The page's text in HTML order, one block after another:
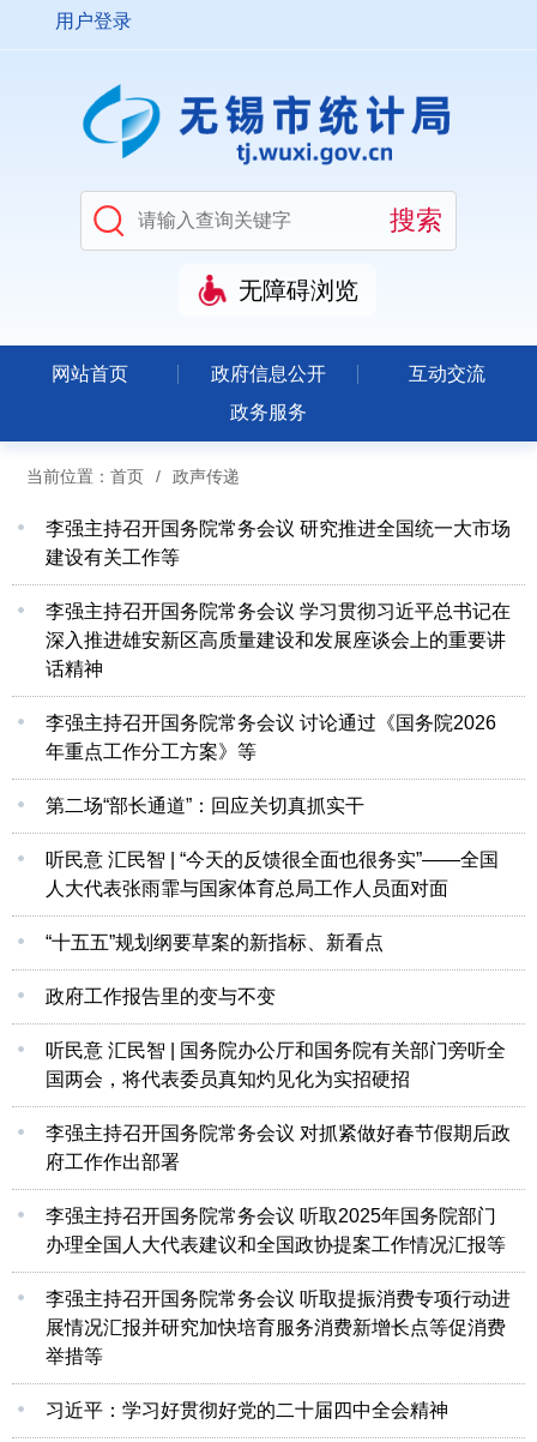
用户登录
无障碍浏览
网站首页 政府信息公开
互动交流
政务服务
当前位置： 首页 / 政声传递
李强主持召开国务院常务会议 研究推进全国统一大市场
建设有关工作等
李强主持召开国务院常务会议 学习贯彻习近平总书记在
深入推进雄安新区高质量建设和发展座谈会上的重要讲
话精神
李强主持召开国务院常务会议 讨论通过《国务院2026
年重点工作分工方案》等
第二场“部长通道”：回应关切真抓实干
听民意 汇民智 | “今天的反馈很全面也很务实”——全国
人大代表张雨霏与国家体育总局工作人员面对面
“十五五”规划纲要草案的新指标、新看点
政府工作报告里的变与不变
听民意 汇民智 | 国务院办公厅和国务院有关部门旁听全
国两会，将代表委员真知灼见化为实招硬招
李强主持召开国务院常务会议 对抓紧做好春节假期后政
府工作作出部署
李强主持召开国务院常务会议 听取2025年国务院部门
办理全国人大代表建议和全国政协提案工作情况汇报等
李强主持召开国务院常务会议 听取提振消费专项行动进
展情况汇报并研究加快培育服务消费新增长点等促消费
举措等
习近平：学习好贯彻好党的二十届四中全会精神